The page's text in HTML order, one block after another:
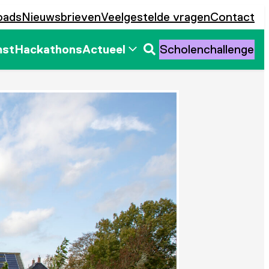
NieuwsbrievenVeelgestelde vragenContact
HackathonsActueel
Zoeken
openen
Scholenchallenge